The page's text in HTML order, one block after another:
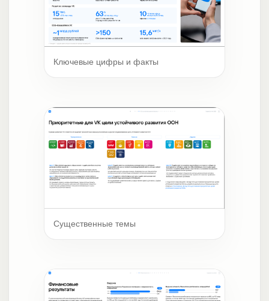
Ключевые цифры и факты
Существенные темы